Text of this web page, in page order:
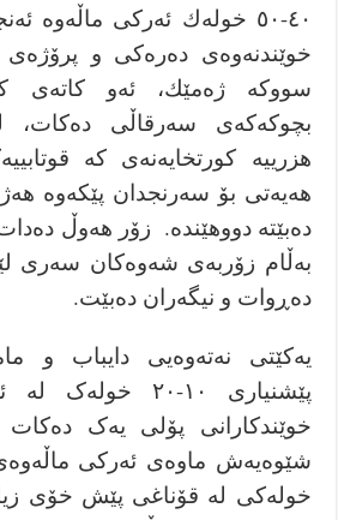
٤٠-٥٠ خولەك ئەركی ماڵەوە
خوێندنەوەی دەرەكی و
سووكە ژەمێك، ئەو کاتەی
بچوکەکەی سەرقاڵی دەکات،
هزرییە کورتخایەنەی کە
هەیەتی بۆ سەرنجدان پێکەوە
دەبێتە دووهێندە. زۆر هەوڵ
بەڵام زۆربەی شەوەکان سەری
دەڕوات و نیگەران دەبێت.
پێشنیاری ١٠-٢٠
خوێندکارانی پۆلی یەک